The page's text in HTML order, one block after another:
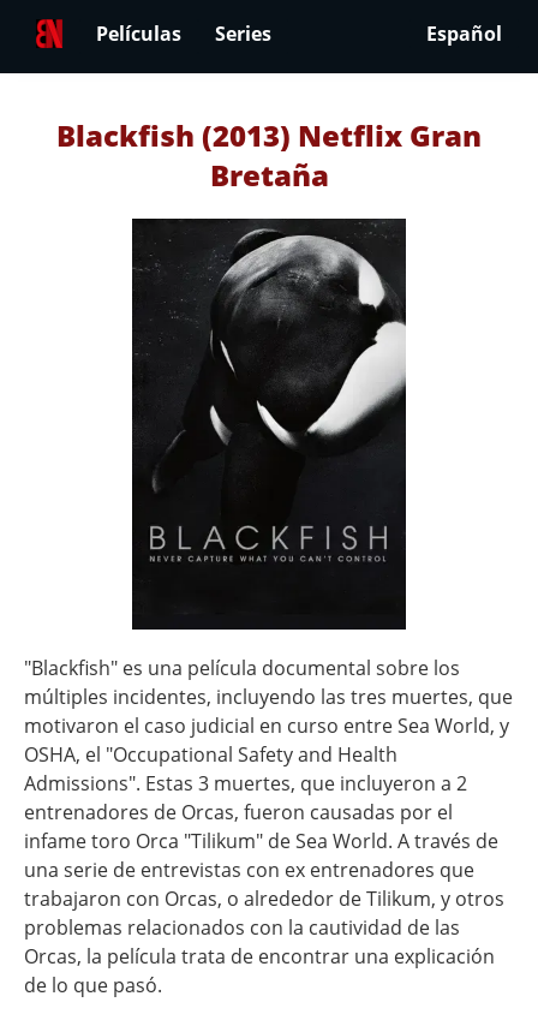
Películas Series Español
Blackfish (2013) Netflix Gran
Bretaña
"Blackfish" es una película documental sobre los
múltiples incidentes, incluyendo las tres muertes, que
motivaron el caso judicial en curso entre Sea World, y
OSHA, el "Occupational Safety and Health
Admissions". Estas 3 muertes, que incluyeron a 2
entrenadores de Orcas, fueron causadas por el
infame toro Orca "Tilikum" de Sea World. A través de
una serie de entrevistas con ex entrenadores que
trabajaron con Orcas, o alrededor de Tilikum, y otros
problemas relacionados con la cautividad de las
Orcas, la película trata de encontrar una explicación
de lo que pasó.